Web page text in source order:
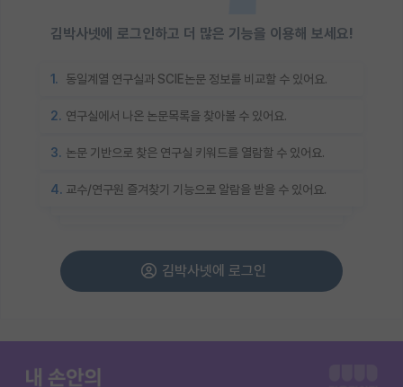
김박사넷에 로그인하고 더 많은 기능을 이용해 보세요!
1. 동일계열 연구실과 SCIE논문 정보를 비교할 수 있어요.
2. 연구실에서 나온 논문목록을 찾아볼 수 있어요.
3. 논문 기반으로 찾은 연구실 키워드를 열람할 수 있어요.
4. 교수/연구원 즐겨찾기 기능으로 알람을 받을 수 있어요.
김박사넷에 로그인